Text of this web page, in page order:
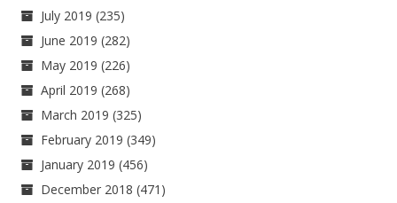
July 2019 (235)
June 2019 (282)
May 2019 (226)
April 2019 (268)
March 2019 (325)
February 2019 (349)
January 2019 (456)
December 2018 (471)